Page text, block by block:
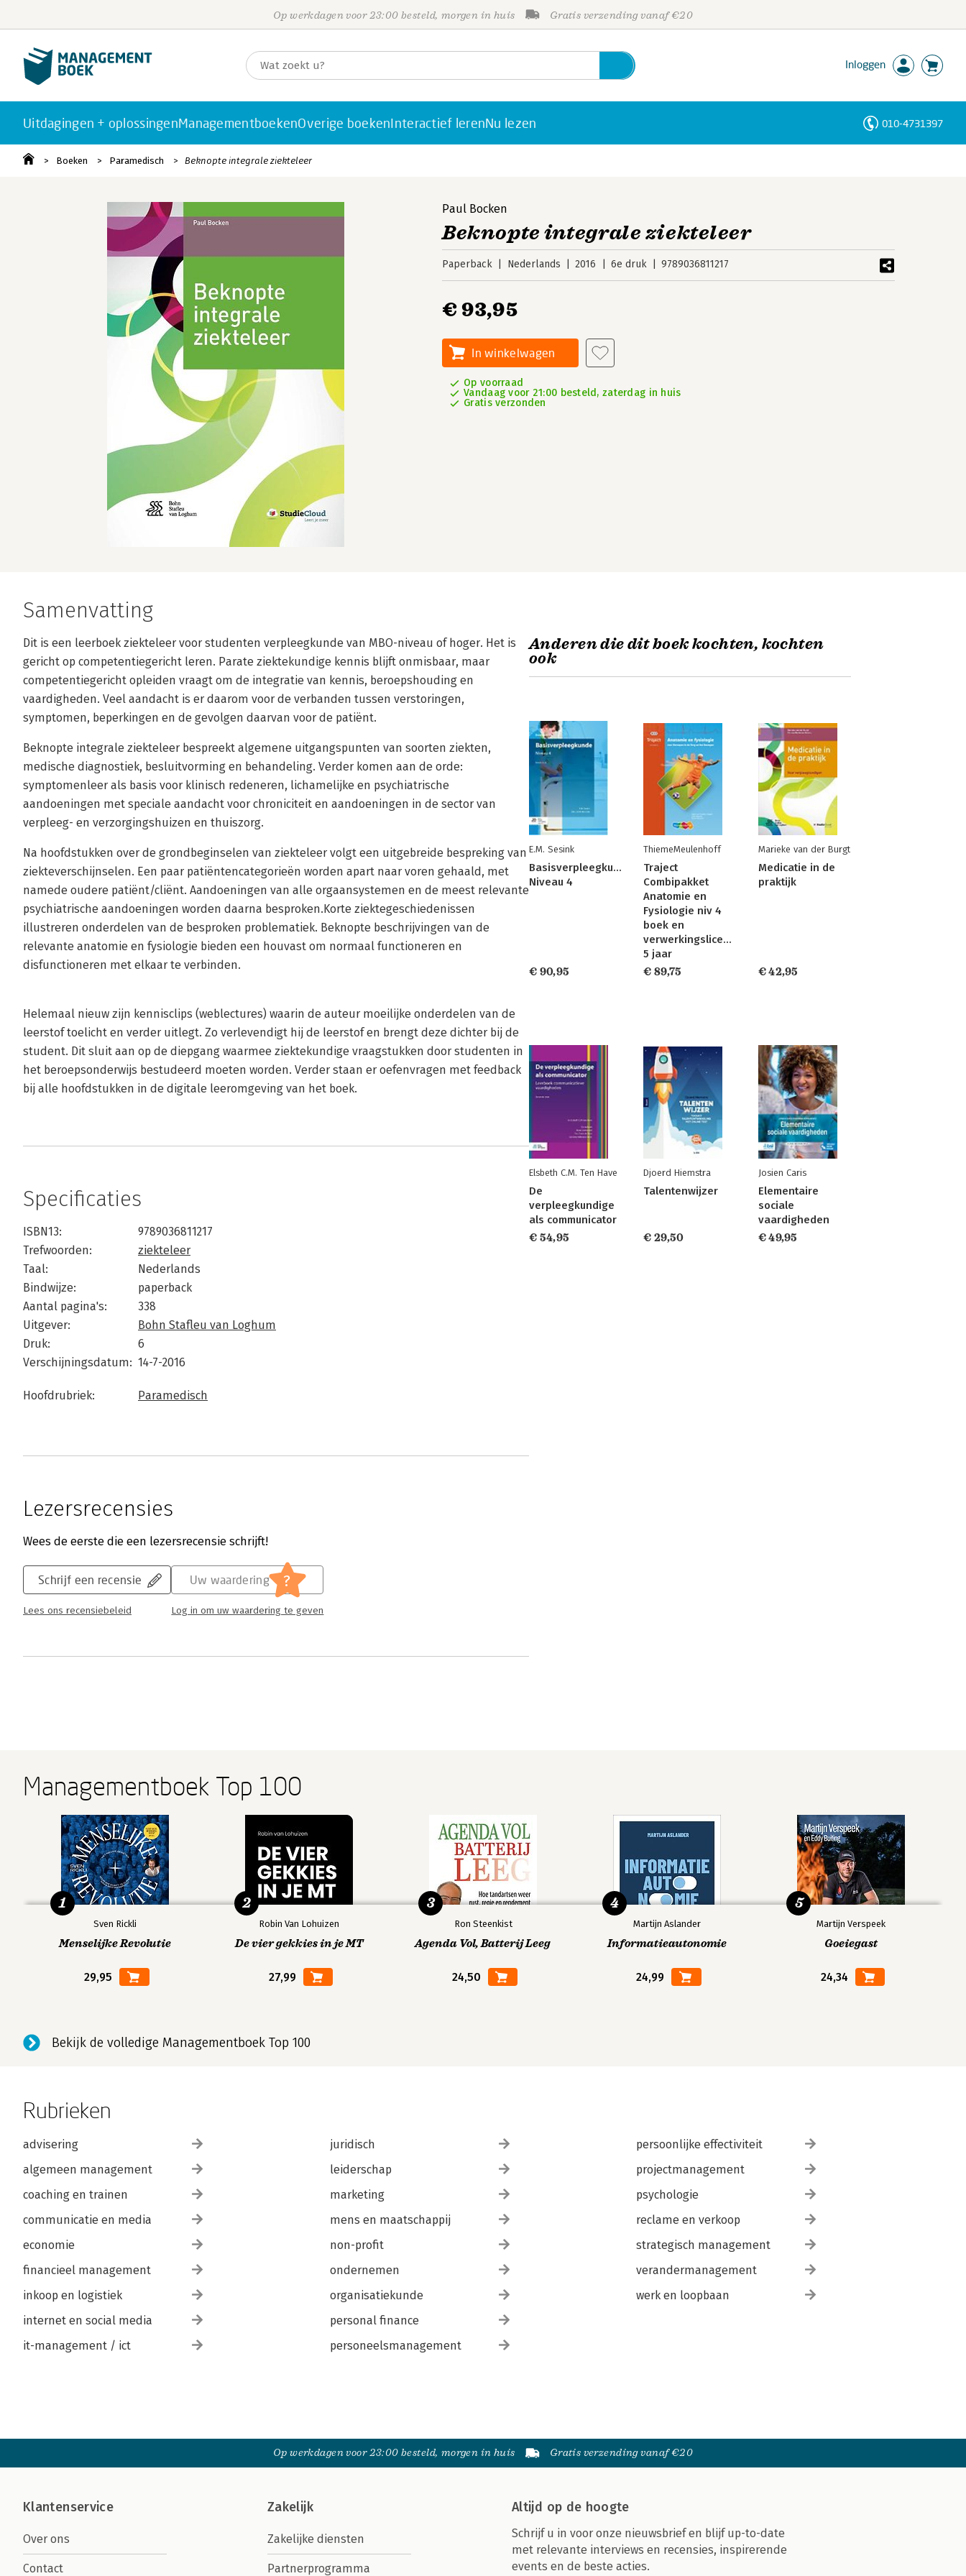
Op werkdagen voor 23:00 besteld, morgen in huis Gratis verzending vanaf €20
Inloggen
Uitdagingen + oplossingenManagementboekenOverige boekenInteractief lerenNu lezen 010-4731397
Boeken Paramedisch Beknopte integrale ziekteleer
Paul Bocken
Beknopte integrale ziekteleer
Paperback Nederlands 2016 6e druk 9789036811217
€ 93,95
In winkelwagen
Op voorraad
Vandaag voor 21:00 besteld, zaterdag in huis
Gratis verzonden
Samenvatting
Dit is een leerboek ziekteleer voor studenten verpleegkunde van MBO-niveau of hoger. Het is
gericht op competentiegericht leren. Parate ziektekundige kennis blijft onmisbaar, maar
competentiegericht opleiden vraagt om de integratie van kennis, beroepshouding en
vaardigheden. Veel aandacht is er daarom voor de verbanden tussen verstoringen,
symptomen, beperkingen en de gevolgen daarvan voor de patiënt.
Beknopte integrale ziekteleer bespreekt algemene uitgangspunten van soorten ziekten,
medische diagnostiek, besluitvorming en behandeling. Verder komen aan de orde:
symptomenleer als basis voor klinisch redeneren, lichamelijke en psychiatrische
aandoeningen met speciale aandacht voor chroniciteit en aandoeningen in de sector van
verpleeg- en verzorgingshuizen en thuiszorg.
Na hoofdstukken over de grondbeginselen van ziekteleer volgt een uitgebreide bespreking van
ziekteverschijnselen. Een paar patiëntencategorieën worden apart naar voren gehaald, met
namede oudere patiënt/cliënt. Aandoeningen van alle orgaansystemen en de meest relevante
psychiatrische aandoeningen worden daarna besproken.Korte ziektegeschiedenissen
illustreren onderdelen van de besproken problematiek. Beknopte beschrijvingen van de
relevante anatomie en fysiologie bieden een houvast om normaal functioneren en
disfunctioneren met elkaar te verbinden.
Helemaal nieuw zijn kennisclips (weblectures) waarin de auteur moeilijke onderdelen van de
leerstof toelicht en verder uitlegt. Zo verlevendigt hij de leerstof en brengt deze dichter bij de
student. Dit sluit aan op de diepgang waarmee ziektekundige vraagstukken door studenten in
het beroepsonderwijs bestudeerd moeten worden. Verder staan er oefenvragen met feedback
bij alle hoofdstukken in de digitale leeromgeving van het boek.
Specificaties
ISBN13:
9789036811217
Trefwoorden:
ziekteleer
Taal:
Nederlands
Bindwijze:
paperback
Aantal pagina's:
338
Uitgever:
Bohn Stafleu van Loghum
Druk:
6
Verschijningsdatum: 14-7-2016
Hoofdrubriek: Paramedisch
Lezersrecensies
Wees de eerste die een lezersrecensie schrijft!
Schrijf een recensie
Lees ons recensiebeleid
Uw waardering ?
Log in om uw waardering te geven
Anderen die dit boek kochten, kochten
ook
E.M. Sesink
Basisverpleegkunde
Niveau 4
€ 90,95
ThiemeMeulenhoff
Traject
Combipakket
Anatomie en
Fysiologie niv 4
boek en
verwerkingslicentie
5 jaar
€ 89,75
Marieke van der Burgt
Medicatie in de
praktijk
€ 42,95
Elsbeth C.M. Ten Have
De
verpleegkundige
als communicator
€ 54,95
Djoerd Hiemstra
Talentenwijzer
€ 29,50
Josien Caris
Elementaire
sociale
vaardigheden
€ 49,95
Managementboek Top 100
Sven Rickli
Menselijke Revolutie
29,95
1
Robin Van Lohuizen
De vier gekkies in je MT
27,99
2
Ron Steenkist
Agenda Vol, Batterij Leeg
24,50
3
Martijn Aslander
Informatieautonomie
24,99
4
Martijn Verspeek
Goeiegast
24,34
5
Bekijk de volledige Managementboek Top 100
Rubrieken
advisering
algemeen management
coaching en trainen
communicatie en media
economie
financieel management
inkoop en logistiek
internet en social media
it-management / ict
juridisch
leiderschap
marketing
mens en maatschappij
non-profit
ondernemen
organisatiekunde
personal finance
personeelsmanagement
persoonlijke effectiviteit
projectmanagement
psychologie
reclame en verkoop
strategisch management
verandermanagement
werk en loopbaan
Op werkdagen voor 23:00 besteld, morgen in huis Gratis verzending vanaf €20
Klantenservice
Over ons
Contact
Zakelijk
Zakelijke diensten
Partnerprogramma
Altijd op de hoogte
Schrijf u in voor onze nieuwsbrief en blijf up-to-date
met relevante interviews en recensies, inspirerende
events en de beste acties.
Personen